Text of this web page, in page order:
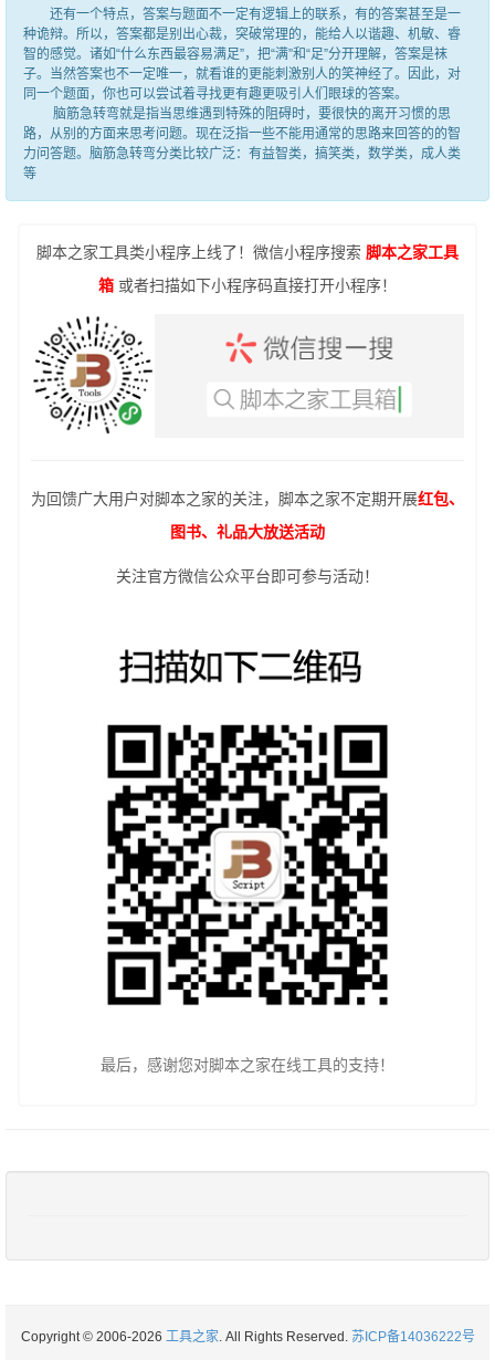
还有一个特点，答案与题面不一定有逻辑上的联系，有的答案甚至是一
种诡辩。所以，答案都是别出心裁，突破常理的，能给人以谐趣、机敏、睿
智的感觉。诸如“什么东西最容易满足”，把“满”和“足”分开理解，答案是袜
子。当然答案也不一定唯一，就看谁的更能刺激别人的笑神经了。因此，对
同一个题面，你也可以尝试着寻找更有趣更吸引人们眼球的答案。
脑筋急转弯就是指当思维遇到特殊的阻碍时，要很快的离开习惯的思
路，从别的方面来思考问题。现在泛指一些不能用通常的思路来回答的的智
力问答题。脑筋急转弯分类比较广泛：有益智类，搞笑类，数学类，成人类
等
脚本之家工具类小程序上线了！微信小程序搜索 脚本之家工具
箱 或者扫描如下小程序码直接打开小程序！
为回馈广大用户对脚本之家的关注，脚本之家不定期开展红包、
图书、礼品大放送活动
关注官方微信公众平台即可参与活动！
最后，感谢您对脚本之家在线工具的支持！
Copyright © 2006-2026 工具之家. All Rights Reserved. 苏ICP备14036222号